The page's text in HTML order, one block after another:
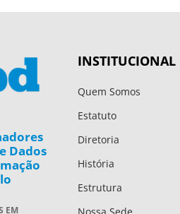
Dados
EM
INSTITUCIONAL
Quem Somos
Estatuto
Diretoria
História
Estrutura